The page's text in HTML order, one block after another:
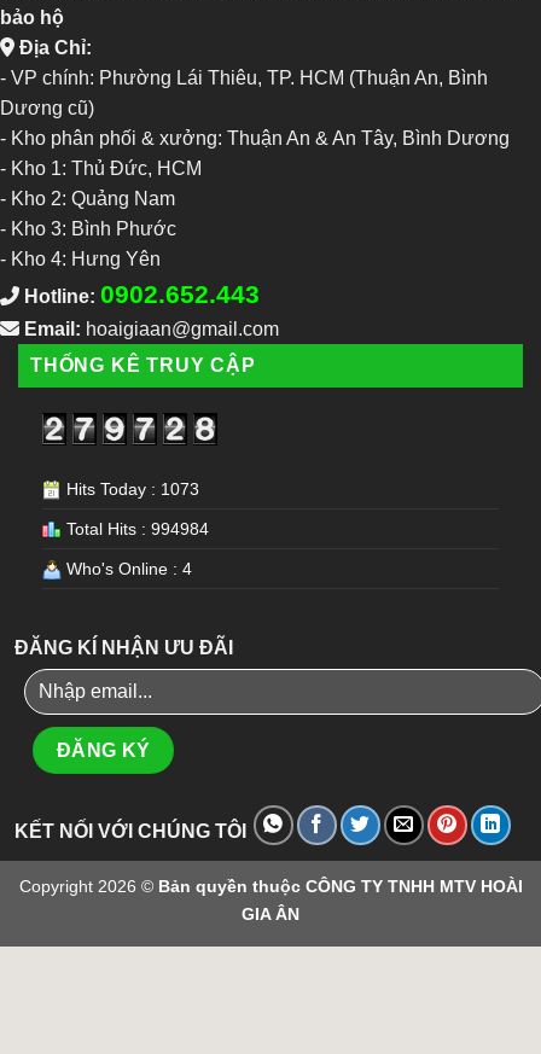
bảo hộ
Địa Chỉ:
- VP chính: Phường Lái Thiêu, TP. HCM (Thuận An, Bình
Dương cũ)
- Kho phân phối & xưởng: Thuận An & An Tây, Bình Dương
- Kho 1: Thủ Đức, HCM
- Kho 2: Quảng Nam
- Kho 3: Bình Phước
- Kho 4: Hưng Yên
Hotline: 0902.652.443
Email: hoaigiaan@gmail.com
THỐNG KÊ TRUY CẬP
Hits Today : 1073
Total Hits : 994984
Who's Online : 4
ĐĂNG KÍ NHẬN ƯU ĐÃI
KẾT NỐI VỚI CHÚNG TÔI
Copyright 2026 © Bản quyền thuộc CÔNG TY TNHH MTV HOÀI
GIA ÂN